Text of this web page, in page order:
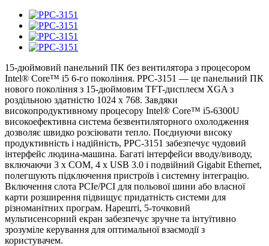
15-дюймовий панельний ПК без вентилятора з процесором
Intel® Core™ i5 6-го покоління. PPC-3151 — це панельний ПК
нового покоління з 15-дюймовим TFT-дисплеєм XGA з
роздільною здатністю 1024 x 768. Завдяки
високопродуктивному процесору Intel® Core™ i5-6300U
високоефективна система безвентиляторного охолодження
дозволяє швидко розсіювати тепло. Поєднуючи високу
продуктивність і надійність, PPC-3151 забезпечує чудовий
інтерфейс людина-машина. Багаті інтерфейси вводу/виводу,
включаючи 3 x COM, 4 x USB 3.0 і подвійний Gigabit Ethernet,
полегшують підключення пристроїв і системну інтеграцію.
Включення слота PCIe/PCI для польової шини або власної
карти розширення підвищує придатність системи для
різноманітних програм. Нарешті, 5-точковий
мультисенсорний екран забезпечує зручне та інтуїтивно
зрозуміле керування для оптимальної взаємодії з
користувачем.